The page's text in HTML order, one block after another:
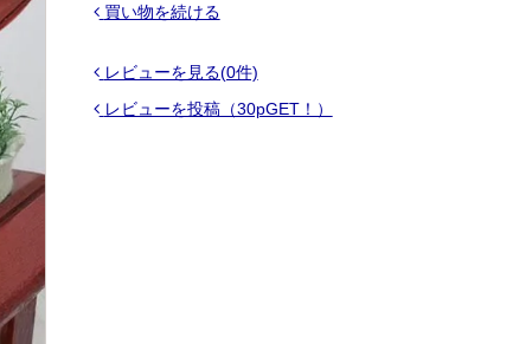
買い物を続ける
レビューを見る(0件)
レビューを投稿（30pGET！）